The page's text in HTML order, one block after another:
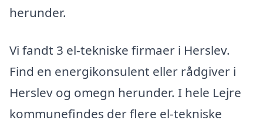
herunder.
Vi fandt 3 el-tekniske firmaer i Herslev.
Find en energikonsulent eller rådgiver i
Herslev og omegn herunder. I hele Lejre
kommunefindes der flere el-tekniske